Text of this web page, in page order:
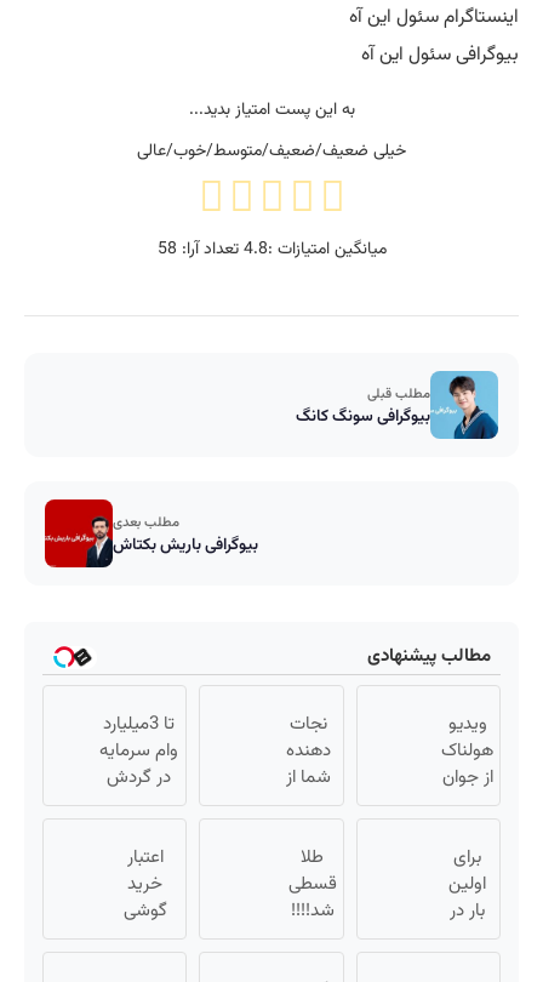
اینستاگرام سئول این آه
بیوگرافی سئول این آه
به این پست امتیاز بدید...
خیلی ضعیف/ضعیف/متوسط/خوب/عالی
میانگین امتیازات :4.8تعداد آرا: 58
مطلب قبلی
بیوگرافی سونگ کانگ
مطلب بعدی
بیوگرافی باریش بکتاش
مطالب پیشنهادی
ویدیو
هولناک
از جوان
کارتن
که
میلیاردر
شد.
آموزش
نجات
دهنده
شما از
پیری!
جوانساز
جلبک50%تخفیف
تا 3میلیارد
وام سرمایه
در گردش
فروشندگان
فروشگاهت
رو ثبت کن
برای
اولین
بار در
ایران
طلا
قسطی
شد!!!!
💰🔥
اعتبار
خرید
گوشی
بگیر 📱